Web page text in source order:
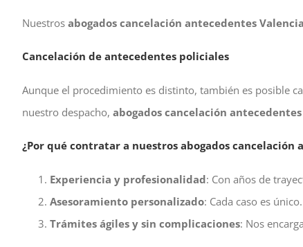
Nuestros abogados cancelación antecedentes Valencia
Cancelación de antecedentes policiales
Aunque el procedimiento es distinto, también es posible
nuestro despacho, abogados cancelación
¿Por qué contratar a nuestros abogados cancelación
Experiencia y profesionalidad: Con años de
Asesoramiento personalizado: Cada caso es
Trámites ágiles y sin complicaciones: Nos